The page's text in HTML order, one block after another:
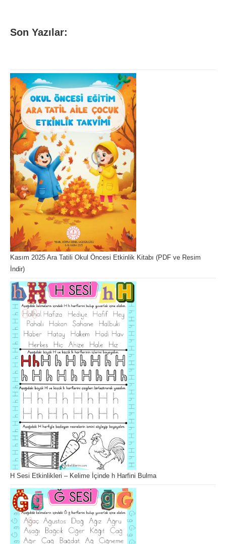
Son Yazılar:
Kasım 2025 Ara Tatili Okul Öncesi Etkinlik Kitabı (PDF ve Resim
İndir)
H Sesi Etkinlikleri – Kelime İçinde h Harfini Bulma